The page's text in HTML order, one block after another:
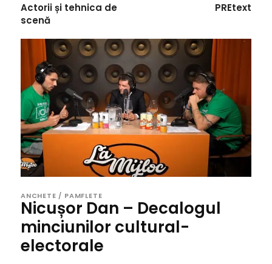
Actorii și tehnica de
scenă
PREtext
ANCHETE / PAMFLETE
Nicușor Dan – Decalogul
minciunilor cultural-
electorale